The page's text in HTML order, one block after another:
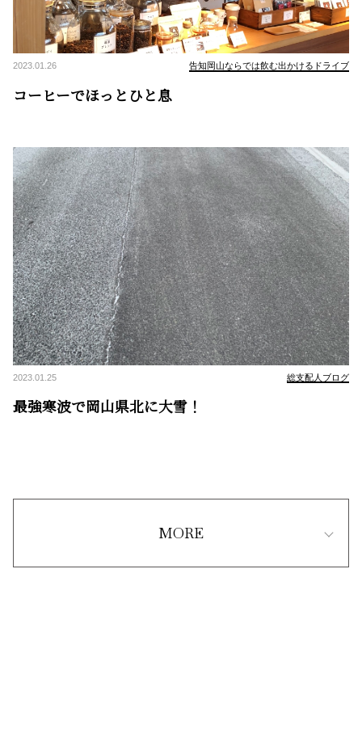
2023.01.26 告知岡山ならでは飲む出かけるドライブ
コーヒーでほっとひと息
2023.01.25 総支配人ブログ
最強寒波で岡山県北に大雪！
MORE